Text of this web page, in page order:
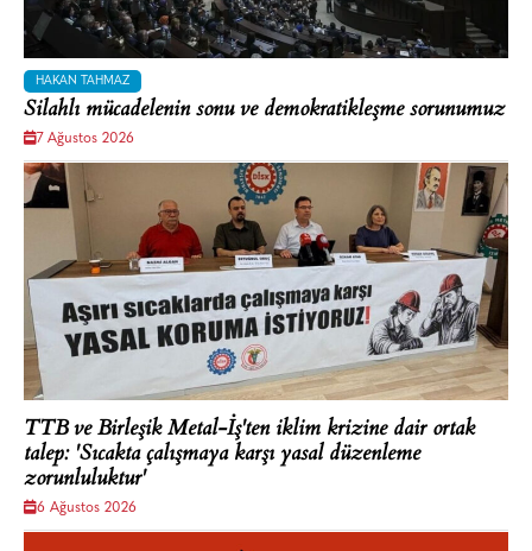
HAKAN TAHMAZ
Silahlı mücadelenin sonu ve demokratikleşme sorunumuz
7 Ağustos 2026
TTB ve Birleşik Metal-İş'ten iklim krizine dair ortak
talep: 'Sıcakta çalışmaya karşı yasal düzenleme
zorunluluktur'
6 Ağustos 2026